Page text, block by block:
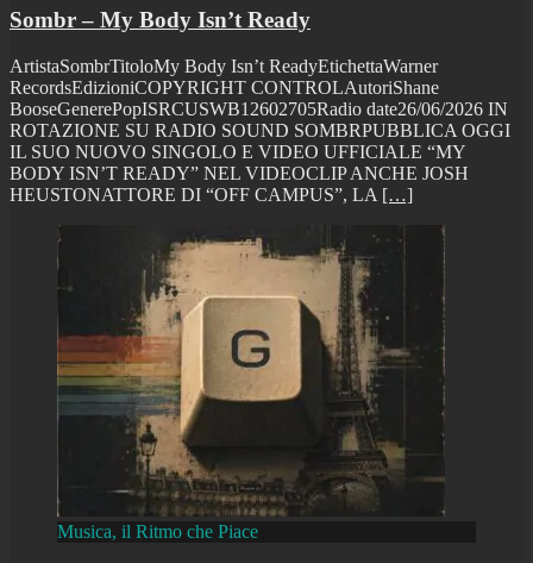
Sombr – My Body Isn’t Ready
ArtistaSombrTitoloMy Body Isn’t ReadyEtichettaWarner
RecordsEdizioniCOPYRIGHT CONTROLAutoriShane
BooseGenerePopISRCUSWB12602705Radio date26/06/2026 IN
ROTAZIONE SU RADIO SOUND SOMBRPUBBLICA OGGI
IL SUO NUOVO SINGOLO E VIDEO UFFICIALE “MY
BODY ISN’T READY” NEL VIDEOCLIP ANCHE JOSH
HEUSTONATTORE DI “OFF CAMPUS”, LA […]
Musica, il Ritmo che Piace